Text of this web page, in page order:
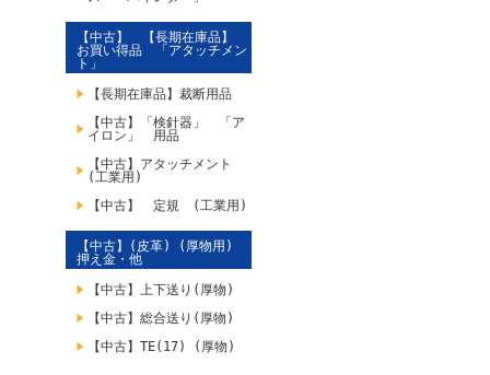
【中古】 【長期在庫品】
お買い得品 「アタッチメン
ト」
【長期在庫品】裁断用品
【中古】「検針器」 「ア
イロン」 用品
【中古】アタッチメント
(工業用)
【中古】 定規 (工業用)
【中古】(皮革) (厚物用)
押え金・他
【中古】上下送り(厚物)
【中古】総合送り(厚物)
【中古】TE(17) (厚物)